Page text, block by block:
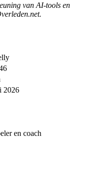
van AI-tools en
2026
en coach